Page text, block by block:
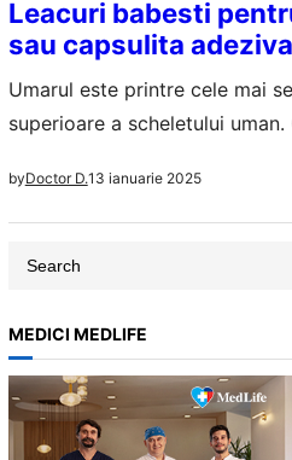
Leacuri babesti
sau capsulita adeziva
Umarul este printre cele mai
superioare a scheletului
umar. O afectiune comuna
pentru umar si pentru
Din fericire exista leacuri
byDoctor D.13 ianuarie 2025
a
r
c
h
MEDICI MEDLIFE